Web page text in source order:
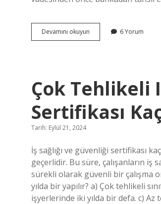
Devamını okuyun
Tacir
6 Yorum
Çok Tehlikeli
Sertifikası
Tarih: Eylül 21, 2024
İş sağlığı ve güvenliği sertifikası
geçerlidir. Bu süre, çalışanların iş
sürekli olarak güvenli bir çalışma
yılda bir yapılır? a) Çok tehlikeli
işyerlerinde iki yılda bir defa. c) Az